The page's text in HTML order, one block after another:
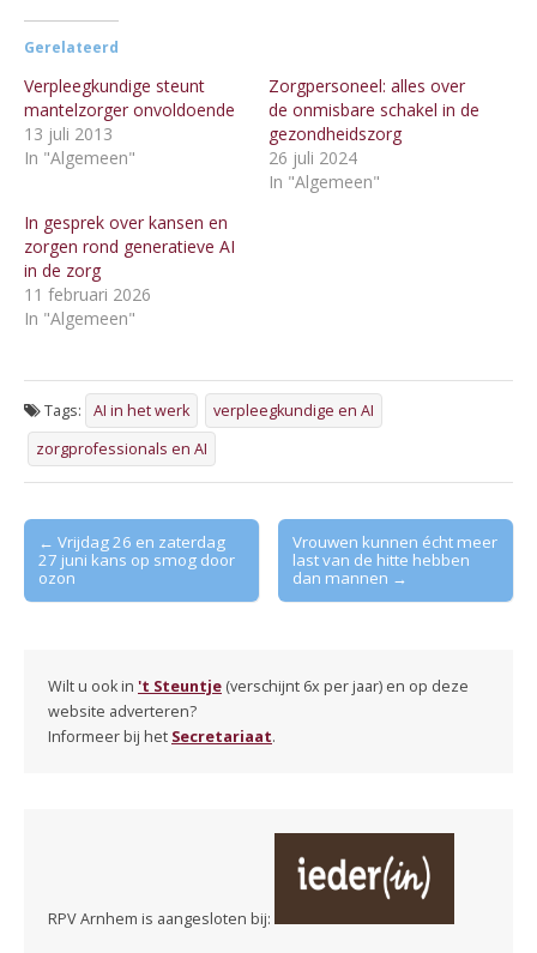
Gerelateerd
Verpleegkundige steunt
mantelzorger onvoldoende
13 juli 2013
In "Algemeen"
Zorgpersoneel: alles over
de onmisbare schakel in de
gezondheidszorg
26 juli 2024
In "Algemeen"
In gesprek over kansen en
zorgen rond generatieve AI
in de zorg
11 februari 2026
In "Algemeen"
Tags: AI in het werk
verpleegkundige en AI
zorgprofessionals en AI
Post
navigation
← Vrijdag 26 en zaterdag
27 juni kans op smog door
ozon
Vrouwen kunnen écht meer
last van de hitte hebben
dan mannen →
Wilt u ook in 't Steuntje (verschijnt 6x per jaar) en op deze
website adverteren?
Informeer bij het Secretariaat.
RPV Arnhem is aangesloten bij: